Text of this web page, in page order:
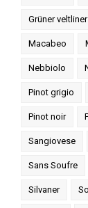
Grüner veltliner
Macabeo
Nebbiolo
Pinot grigio
Pinot noir
Sangiovese
Sans Soufre
Silvaner